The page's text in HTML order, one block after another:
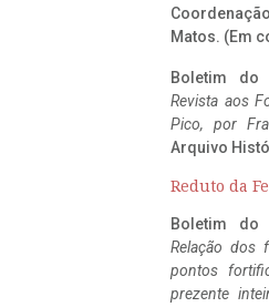
Matos. (Em
Boletim do
Revista aos
Pico, por
Arquivo
Reduto da
Boletim do
Relação dos
pontos
prezente